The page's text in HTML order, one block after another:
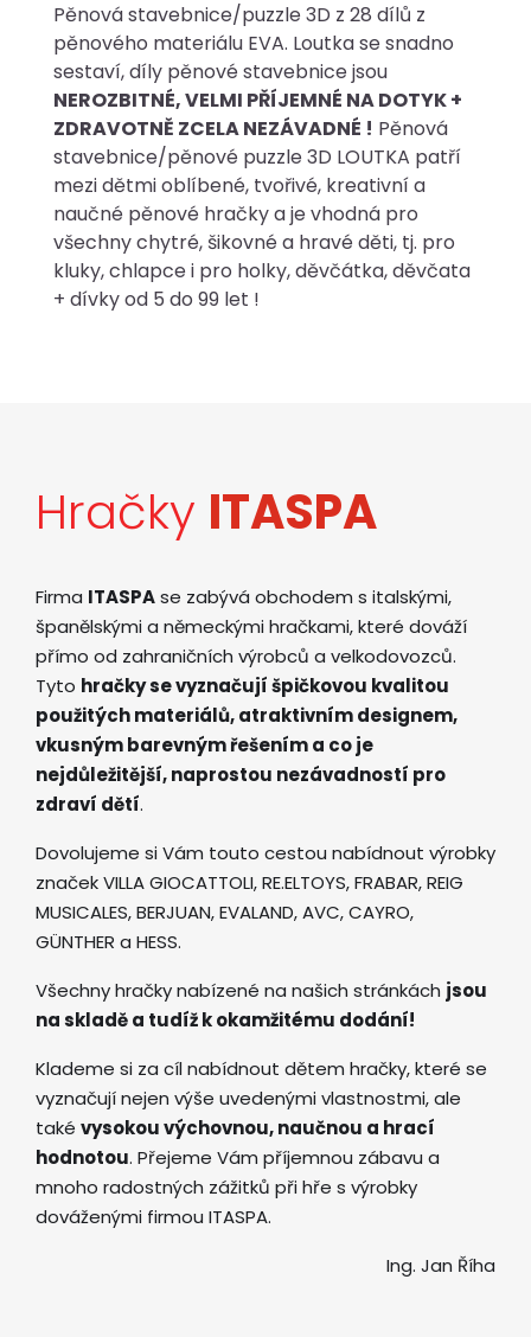
Pěnová stavebnice/puzzle 3D z 28 dílů z
pěnového materiálu EVA. Loutka se snadno
sestaví, díly pěnové stavebnice jsou
NEROZBITNÉ, VELMI PŘÍJEMNÉ NA DOTYK +
ZDRAVOTNĚ ZCELA NEZÁVADNÉ ! Pěnová
stavebnice/pěnové puzzle 3D LOUTKA patří
mezi dětmi oblíbené, tvořivé, kreativní a
naučné pěnové hračky a je vhodná pro
všechny chytré, šikovné a hravé děti, tj. pro
kluky, chlapce i pro holky, děvčátka, děvčata
+ dívky od 5 do 99 let !
Hračky ITASPA
Firma ITASPAse zabývá obchodem s italskými,
španělskými a německými hračkami, které dováží
přímo od zahraničních výrobců a velkodovozců.
Tyto hračky se vyznačují špičkovou kvalitou
použitých materiálů, atraktivním designem,
vkusným barevným řešením a co je
nejdůležitější, naprostou nezávadností pro
zdraví dětí.
Dovolujeme si Vám touto cestou nabídnout výrobky
značek VILLA GIOCATTOLI, RE.ELTOYS, FRABAR, REIG
MUSICALES, BERJUAN, EVALAND, AVC, CAYRO,
GÜNTHER a HESS.
Všechny hračky nabízené na našich stránkách jsou
na skladě a tudíž k okamžitému dodání!
Klademe si za cíl nabídnout dětem hračky, které se
vyznačují nejen výše uvedenými vlastnostmi, ale
také vysokou výchovnou, naučnou a hrací
hodnotou. Přejeme Vám příjemnou zábavu a
mnoho radostných zážitků při hře s výrobky
dováženými firmou ITASPA.
Ing. Jan Říha